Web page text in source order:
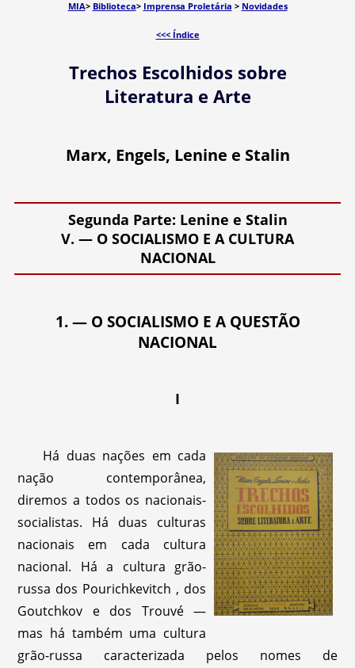
MIA> Biblioteca> Imprensa Proletária > Novidades
<<< Índice
Trechos Escolhidos sobre
Literatura e Arte
Marx, Engels, Lenine e Stalin
Segunda Parte: Lenine e Stalin
V. — O SOCIALISMO E A CULTURA
NACIONAL
1. — O SOCIALISMO E A QUESTÃO
NACIONAL
I
Há duas nações em cada
nação contemporânea,
diremos a todos os nacionais-
socialistas. Há duas culturas
nacionais em cada cultura
nacional. Há a cultura grão-
russa dos Pourichkevitch , dos
Goutchkov e dos Trouvé —
mas há também uma cultura
grão-russa caracterizada pelos nomes de